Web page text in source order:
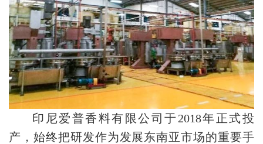
印尼爱普香料有限公司于2018年正式投
产，始终把研发作为发展东南亚市场的重要手